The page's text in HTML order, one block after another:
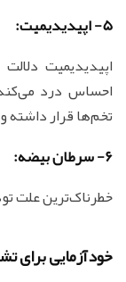
5- اپیدیدیمیت:
اپیدیدیمیت
احساس درد
تخم‌ها قرار
6- سرطان بیضه:
خطرناک‌ترین علت
خودآزمایی برای